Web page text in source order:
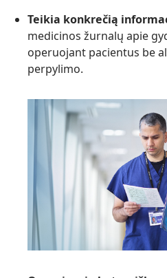
Teikia konkrečią
medicinos žurnalų apie
operuojant pacientus be
perpylimo.